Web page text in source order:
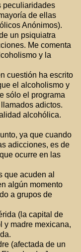
peculiaridades
de ellas
Anónimos).
un psiquiatra
Me comenta
y la
cuestión ha escrito
el alcoholismo y
sólo el programa
adictos.
alcohólica.
ya que cuando
adicciones, es de
ocurre en las
que acuden al
algún momento
a grupos de
(la capital de
y madre mexicana,
(afectada de un